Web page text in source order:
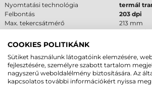
Nyomtatási technológia
termál
Felbontás
203 dpi
Max. tekercsátmérő
213 mm
Interfész
Nyomtatófej garancia
6 hónap
FELHASZNÁLÁSI
COOKIES POLITIKÁNK
Sütiket használunk látogatóink elemzésére,
fejlesztésére, személyre szabott tartalom
nagyszerű weboldalélmény biztosítására. Az
kapcsolatos további információkért nyissa